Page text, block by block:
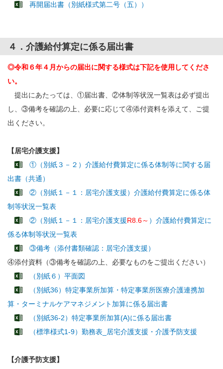
再開届出書（別紙様式第二号（五））
４．介護給付算定に係る届出書
◎令和６年４月からの届出に関する様式は下記を使用してくださ
い。
提出にあたっては、①届出書、②体制等状況一覧表は必ず提出
し、③備考を確認の上、必要に応じて④添付資料を添えて、ご提
出ください。
【居宅介護支援】
①（別紙３－２）介護給付費算定に係る体制等に関する届
出書（共通）
②（別紙１－１：居宅介護支援）介護給付費算定に係る体
制等状況一覧表
②（別紙１－１：居宅介護支援R8.6～ ）介護給付費算定に
係る体制等状況一覧表
③備考（添付書類確認：居宅介護支援）
④添付資料（③備考を確認の上、必要なものをご提出ください）
（別紙６）平面図
（別紙36）特定事業所加算・特定事業所医療介護連携加
算・ターミナルケアマネジメント加算に係る届出書
（別紙36-2）特定事業所加算(A)に係る届出書
（標準様式1-9）勤務表_居宅介護支援・介護予防支援
【介護予防支援】